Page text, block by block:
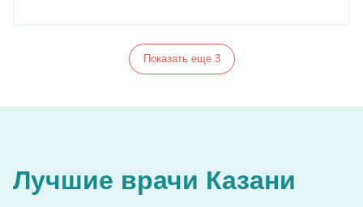
Показать еще 3
Лучшие врачи Казани